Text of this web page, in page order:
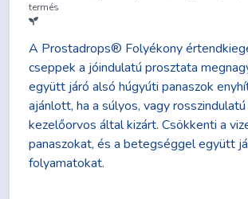
termés
A Prostadrops® Folyékony
cseppek a jóindulatú prosztata
együtt járó alsó húgyúti panaszok
ajánlott, ha a súlyos, vagy
kezelőorvos által kizárt. Csökkenti a
panaszokat, és a betegséggel együtt
folyamatokat.